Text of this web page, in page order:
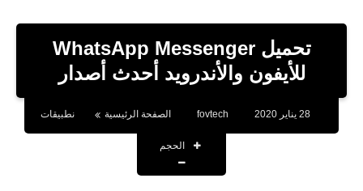
مواقع
بلوجر
تحميل WhatsApp Messenger
للأيفون والأندرويد أحدث أصدار
28 يناير 2020 fovtech الصفحة الرئيسية نطبيقات
الحجم